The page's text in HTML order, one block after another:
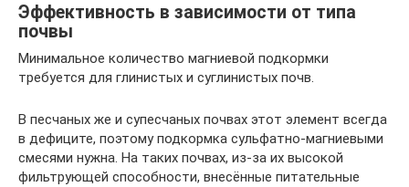
Эффективность в зависимости от типа
почвы
Минимальное количество магниевой подкормки
требуется для глинистых и суглинистых почв.
В песчаных же и супесчаных почвах этот элемент всегда
в дефиците, поэтому подкормка сульфатно-магниевыми
смесями нужна. На таких почвах, из-за их высокой
фильтрующей способности, внесённые питательные